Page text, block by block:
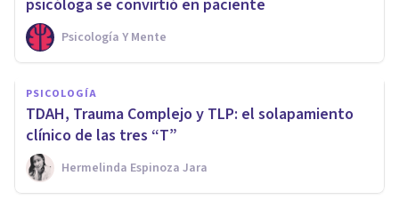
psicóloga se convirtió en paciente
Psicología Y Mente
PSICOLOGÍA
TDAH, Trauma Complejo y TLP: el solapamiento
clínico de las tres “T”
Hermelinda Espinoza Jara